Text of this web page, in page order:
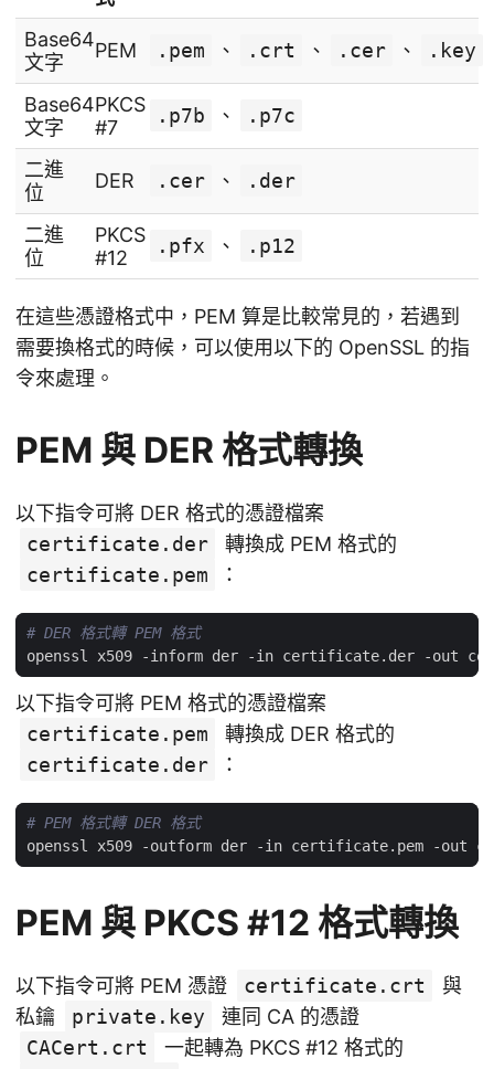
Base64
文字
PEM .pem 、 .crt 、 .cer 、 .key
Base64
文字
PKCS
#7
.p7b 、 .p7c
二進
位
DER .cer 、 .der
二進
位
PKCS
#12
.pfx 、 .p12
在這些憑證格式中，PEM 算是比較常見的，若遇到
需要換格式的時候，可以使用以下的 OpenSSL 的指
令來處理。
PEM 與 DER 格式轉換
以下指令可將 DER 格式的憑證檔案
certificate.der
轉換成 PEM 格式的
certificate.pem
：
# DER 格式轉 PEM 格式
以下指令可將 PEM 格式的憑證檔案
certificate.pem
轉換成 DER 格式的
certificate.der
：
# PEM 格式轉 DER 格式
PEM 與 PKCS #12 格式轉換
以下指令可將 PEM 憑證 certificate.crt
與
私鑰
private.key
連同 CA 的憑證
CACert.crt
一起轉為 PKCS #12 格式的